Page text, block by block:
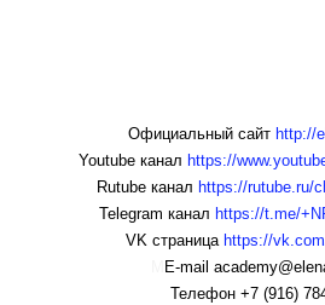
Официальный сайт http://
Youtube канал https://
Rutube канал https://rutube.ru/
Telegram канал https://t.me/
VK страница https://
E-mail
Телефон +7 (916)